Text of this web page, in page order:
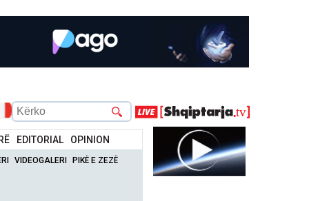
EDITORIAL OPINION
VIDEOGALERI PIKË E ZEZË